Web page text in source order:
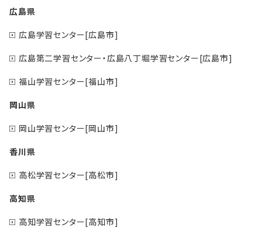
広島県
広島学習センター[広島市]
広島第二学習センター・広島八丁堀学習センター[広島市]
福山学習センター[福山市]
岡山県
岡山学習センター[岡山市]
香川県
高松学習センター[高松市]
高知県
高知学習センター[高知市]